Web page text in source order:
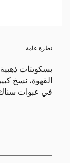
نظرة عامة
بسكويتات
القهوة، نسخ
في عبوات